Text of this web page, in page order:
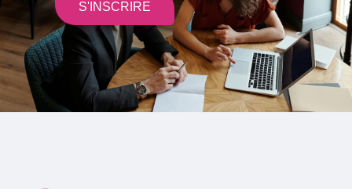
S'INSCRIRE
Alternative: